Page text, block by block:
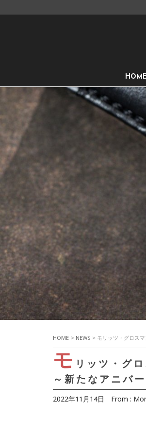
HOME
HOME > NEWS > モリッツ・グロス
モ リッツ・グ
～新たなアニバ
2022年11月14日 From :